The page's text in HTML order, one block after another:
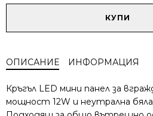
за
кръг
12W
КУПИ
ОПИСАНИЕ ИНФОРМАЦИЯ
Кръгъл LED мини панел за
мощност 12W и неутрална